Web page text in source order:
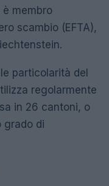
è membro
scambio (EFTA),
particolarità del
regolarmente
in 26 cantoni, o
grado di